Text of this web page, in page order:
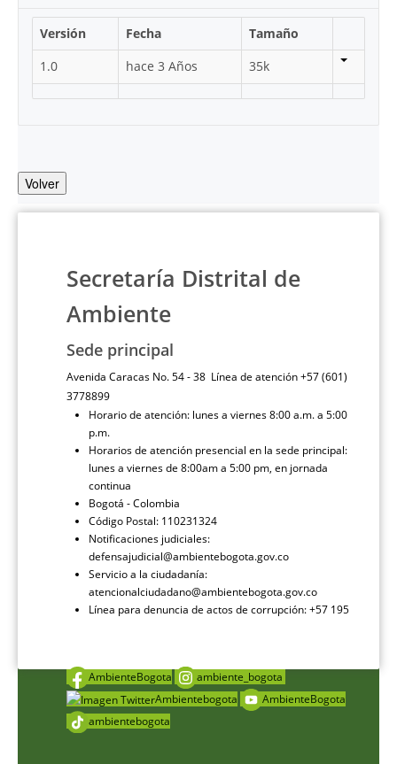
Versión Fecha
Tamaño
1.0
hace 3 Años 35k
Volver
Secretaría Distrital de
Ambiente
Sede principal
Avenida Caracas No. 54 - 38 Línea de atención +57 (601)
3778899
Horario de atención: lunes a viernes 8:00 a.m. a 5:00
p.m.
Horarios de atención presencial en la sede principal:
lunes a viernes de 8:00am a 5:00 pm, en jornada
continua
Bogotá - Colombia
Código Postal: 110231324
Notificaciones judiciales:
defensajudicial@ambientebogota.gov.co
Servicio a la ciudadanía:
atencionalciudadano@ambientebogota.gov.co
Línea para denuncia de actos de corrupción: +57 195
AmbienteBogota
ambiente_bogota
Ambientebogota
AmbienteBogota
ambientebogota